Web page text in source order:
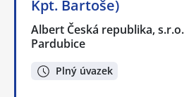
Kpt. Bartoše)
Albert Česká republika, s.r.o.
Pardubice
Plný úvazek